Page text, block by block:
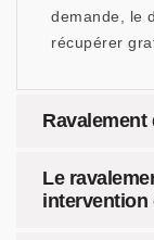
demande, le
récupérer
Ravalement
Le
intervention